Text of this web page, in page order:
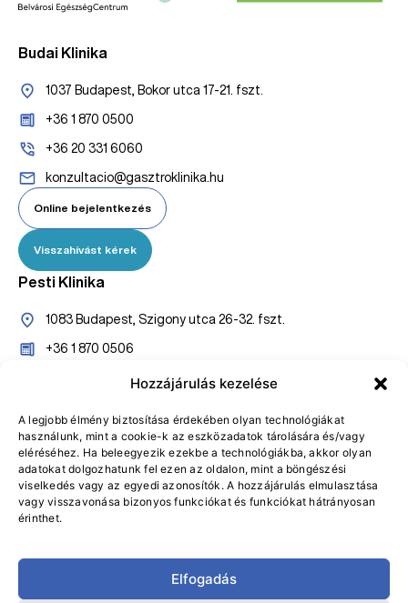
Hozzájárulás kezelése
A legjobb élmény biztosítása érdekében olyan technológiákat
használunk, mint a cookie-k az eszközadatok tárolására és/vagy
eléréséhez. Ha beleegyezik ezekbe a technológiákba, akkor olyan
adatokat dolgozhatunk fel ezen az oldalon, mint a böngészési
viselkedés vagy az egyedi azonosítók. A hozzájárulás elmulasztása
vagy visszavonása bizonyos funkciókat és funkciókat hátrányosan
érinthet.
Elfogadás
Budai Klinika
1037 Budapest, Bokor utca 17-21. fszt.
+36 1 870 0500
+36 20 331 6060
konzultacio@gasztroklinika.hu
Online bejelentkezés
Visszahívást kérek
Pesti Klinika
1083 Budapest, Szigony utca 26-32. fszt.
+36 1 870 0506
+36 20 527 7005
Online bejelentkezés
Visszahívást kérek
Adatvédelmi Tájékoztató